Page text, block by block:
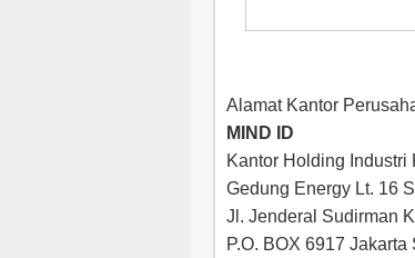
Alamat Kantor
MIND ID
Kantor Holding Industri
Gedung Energy Lt. 16
Jl. Jenderal Sudirman
P.O. BOX 6917